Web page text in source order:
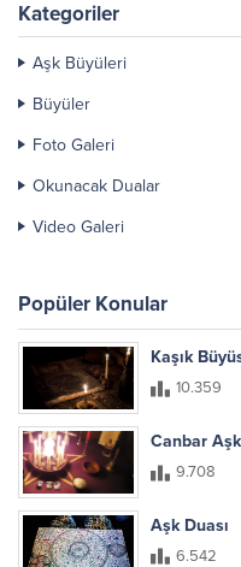
Kategoriler
Aşk Büyüleri
Büyüler
Foto Galeri
Okunacak Dualar
Video Galeri
Popüler Konular
Kaşık
10.359
Canbar
9.708
Aşk Duası
6.542